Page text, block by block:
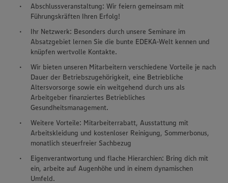
Abschlussveranstaltung: Wir feiern gemeinsam mit
Führungskräften Ihren Erfolg!
Ihr Netzwerk: Besonders durch unsere Seminare im
Absatzgebiet lernen Sie die bunte EDEKA-Welt kennen und
knüpfen wertvolle Kontakte.
Wir bieten unseren Mitarbeitern verschiedene Vorteile je nach
Dauer der Betriebszugehörigkeit, eine Betriebliche
Altersvorsorge sowie ein weitgehend durch uns als
Arbeitgeber finanziertes Betriebliches
Gesundheitsmanagement.
Weitere Vorteile: Mitarbeiterrabatt, Ausstattung mit
Arbeitskleidung und kostenloser Reinigung, Sommerbonus,
monatlich steuerfreier Sachbezug
Eigenverantwortung und flache Hierarchien: Bring dich mit
ein, arbeite auf Augenhöhe und in einem dynamischen
Umfeld.